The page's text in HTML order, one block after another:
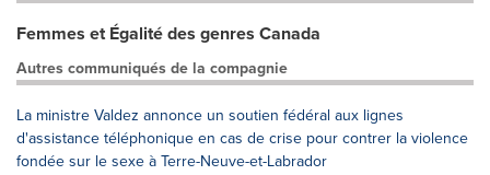
Femmes et Égalité des genres Canada
Autres communiqués de la compagnie
La ministre Valdez annonce un soutien fédéral aux lignes
d'assistance téléphonique en cas de crise pour contrer la violence
fondée sur le sexe à Terre-Neuve-et-Labrador